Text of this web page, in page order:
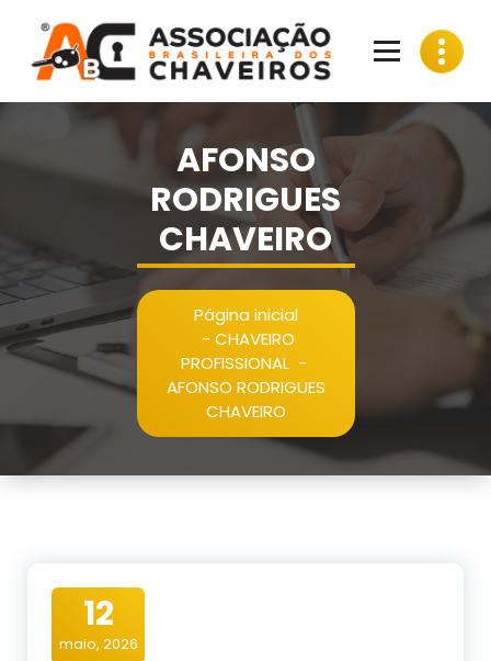
conteúdo
AFONSO
RODRIGUES
CHAVEIRO
Página inicial
- CHAVEIRO
PROFISSIONAL-
AFONSO RODRIGUES
CHAVEIRO
12
maio, 2026